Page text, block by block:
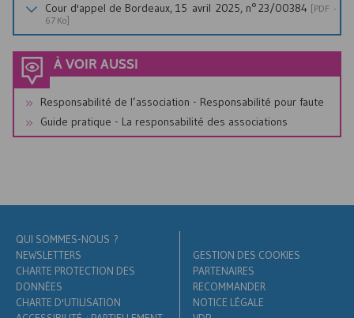
Cour d'appel de Bordeaux, 15 avril 2025, n° 23/00384 [PDF -
67 Ko]
À VOIR AUSSI
Responsabilité de l’association - Responsabilité pour faute
Guide pratique - La responsabilité des associations
QUI SOMMES-NOUS ?
NEWSLETTERS
CHARTE PROTECTION DES
DONNÉES
CHARTE D'UTILISATION
GESTION DES COOKIES
PARTENAIRES
RECOMMANDER
NOTICE LÉGALE